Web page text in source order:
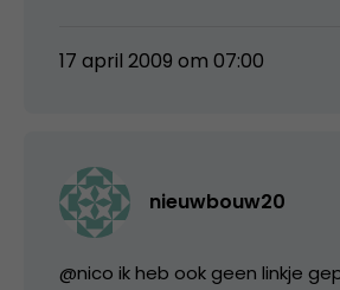
17 april 2009 om 07:00
nieuwbouw20
@nico ik heb ook geen linkje